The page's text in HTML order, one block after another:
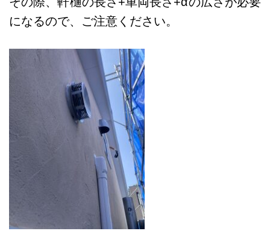
になるので、ご注意ください。